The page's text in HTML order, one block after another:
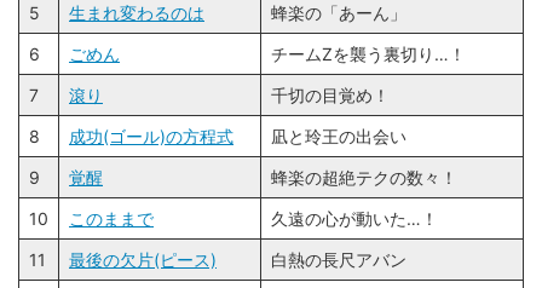
5
生まれ変わるのは
蜂楽の「あーん」
6
ごめん
チームZを襲う裏切り…！
7
滾り
千切の目覚め！
8
成功(ゴール)の方程式
凪と玲王の出会い
9
覚醒
蜂楽の超絶テクの数々！
10
このままで
久遠の心が動いた…！
11
最後の欠片(ピース)
白熱の長尺アバン